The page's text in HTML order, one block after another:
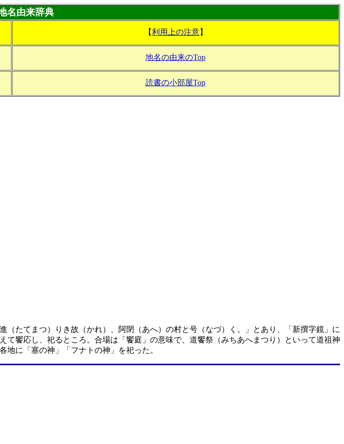
名由来辞典
【利用上の注意】
地名の由来のTop
読書の小部屋Top
たてまつ）りき故（かれ）、阿閉（あへ）の村と号（なづ）く。」とあり、「新撰字鏡」に
饗応し、祀るところ。合場は「饗庭」の意味で、道饗祭（みちあへまつり）といって道祖神
に「塞の神」「フナトの神」を祀った。